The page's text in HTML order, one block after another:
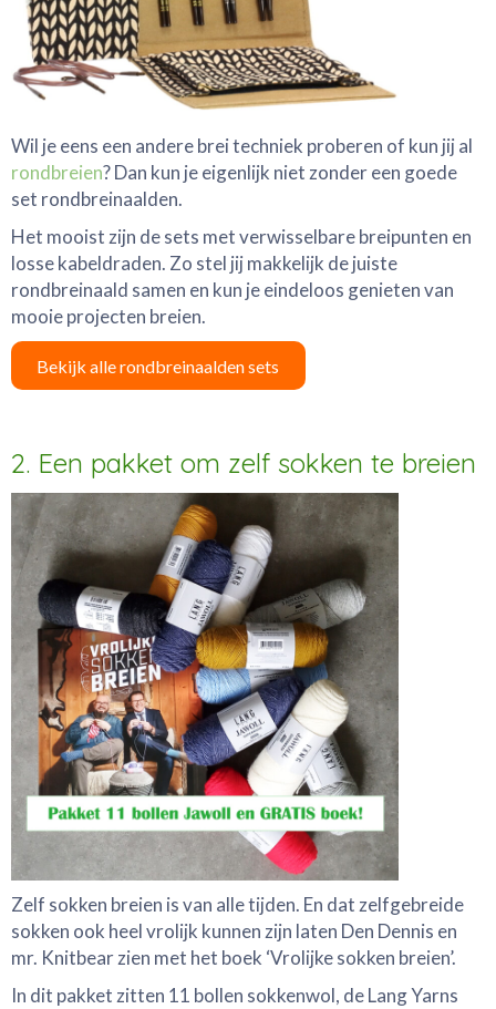
Wil je eens een andere brei techniek proberen of kun jij al
rondbreien? Dan kun je eigenlijk niet zonder een goede
set rondbreinaalden.
Het mooist zijn de sets met verwisselbare breipunten en
losse kabeldraden. Zo stel jij makkelijk de juiste
rondbreinaald samen en kun je eindeloos genieten van
mooie projecten breien.
Bekijk alle rondbreinaalden sets
2. Een pakket om zelf sokken te breien
Zelf sokken breien is van alle tijden. En dat zelfgebreide
sokken ook heel vrolijk kunnen zijn laten Den Dennis en
mr. Knitbear zien met het boek ‘Vrolijke sokken breien’.
In dit pakket zitten 11 bollen sokkenwol, de Lang Yarns